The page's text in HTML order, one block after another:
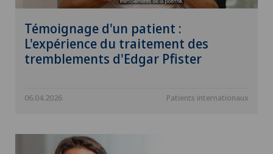
Témoignage d'un patient :
L'expérience du traitement des
tremblements d'Edgar Pfister
06.04.2026 Patients internationaux